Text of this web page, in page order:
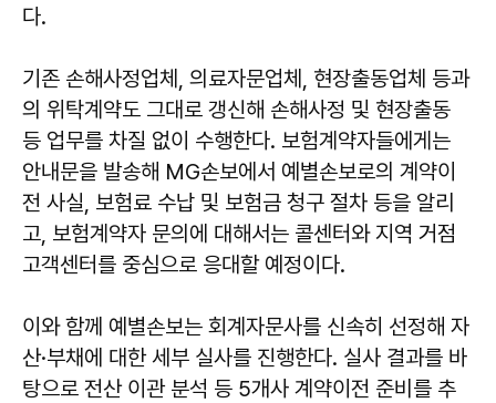
다.
기존 손해사정업체, 의료자문업체, 현장출동업체 등과
의 위탁계약도 그대로 갱신해 손해사정 및 현장출동
등 업무를 차질 없이 수행한다. 보험계약자들에게는
안내문을 발송해 MG손보에서 예별손보로의 계약이
전 사실, 보험료 수납 및 보험금 청구 절차 등을 알리
고, 보험계약자 문의에 대해서는 콜센터와 지역 거점
고객센터를 중심으로 응대할 예정이다.
이와 함께 예별손보는 회계자문사를 신속히 선정해 자
산·부채에 대한 세부 실사를 진행한다. 실사 결과를 바
탕으로 전산 이관 분석 등 5개사 계약이전 준비를 추